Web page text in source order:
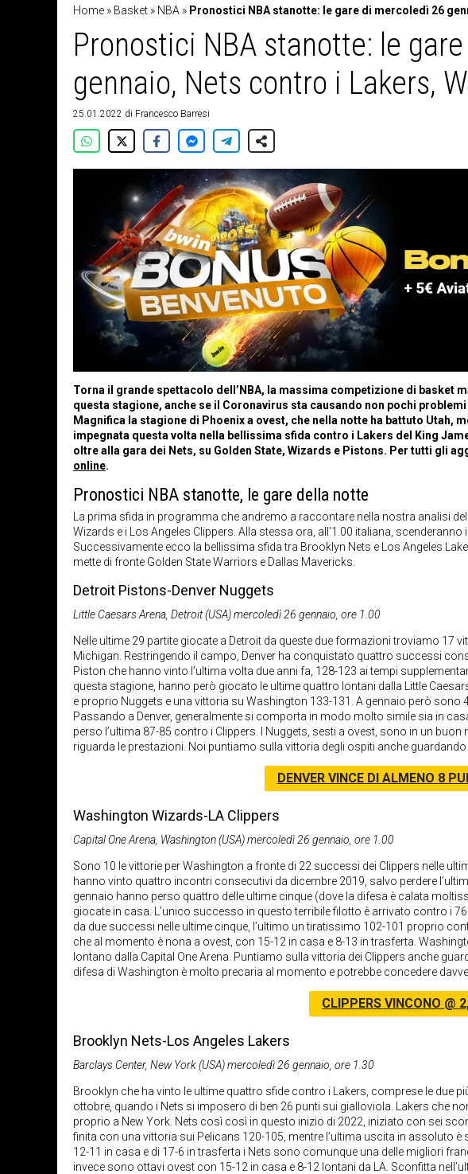
Home » Basket » NBA » Pronostici NBA stanotte: le gare di mercoledì 26
Pronostici NBA stanotte: le
gennaio, Nets contro i Lakers,
25.01.2022 di Francesco Barresi
Torna il grande spettacolo dell’NBA, la massima competizione di basket
questa stagione, anche se il Coronavirus sta causando non pochi
Magnifica la stagione di Phoenix a ovest, che nella notte ha battuto Utah,
impegnata questa volta nella bellissima sfida contro i Lakers del King
oltre alla gara dei Nets, su Golden State, Wizards e Pistons. Per tutti gli
online.
Pronostici NBA stanotte, le gare della notte
La prima sfida in programma che andremo a raccontare nella nostra analisi
Wizards e i Los Angeles Clippers. Alla stessa ora, all’1.00 italiana,
Successivamente ecco la bellissima sfida tra Brooklyn Nets e Los Angeles
mette di fronte Golden State Warriors e Dallas Mavericks.
Detroit Pistons-Denver Nuggets
Little Caesars Arena, Detroit (USA) mercoledì 26 gennaio, ore 1.00
Nelle ultime 29 partite giocate a Detroit da queste due formazioni troviamo 17
Michigan. Restringendo il campo, Denver ha conquistato quattro successi
Piston che hanno vinto l’ultima volta due anni fa, 128-123 ai tempi
questa stagione, hanno però giocato le ultime quattro lontani dalla Little
e proprio Nuggets e una vittoria su Washington 133-131. A gennaio però sono
Passando a Denver, generalmente si comporta in modo molto simile sia in
perso l’ultima 87-85 contro i Clippers. I Nuggets, sesti a ovest, sono in un
riguarda le prestazioni. Noi puntiamo sulla vittoria degli ospiti anche
DENVER VINCE DI ALMENO 8
Washington Wizards-LA Clippers
Capital One Arena, Washington (USA) mercoledì 26 gennaio, ore 1.00
Sono 10 le vittorie per Washington a fronte di 22 successi dei Clippers nelle
hanno vinto quattro incontri consecutivi da dicembre 2019, salvo perdere
gennaio hanno perso quattro delle ultime cinque (dove la difesa è calata
giocate in casa. L’unico successo in questo terribile filotto è arrivato contro i
da due successi nelle ultime cinque, l’ultimo un tiratissimo 102-101 proprio
che al momento è nona a ovest, con 15-12 in casa e 8-13 in trasferta.
lontano dalla Capital One Arena. Puntiamo sulla vittoria dei Clippers anche
difesa di Washington è molto precaria al momento e potrebbe concedere
CLIPPERS VINCONO @
Brooklyn Nets-Los Angeles Lakers
Barclays Center, New York (USA) mercoledì 26 gennaio, ore 1.30
Brooklyn che ha vinto le ultime quattro sfide contro i Lakers, comprese le due
ottobre, quando i Nets si imposero di ben 26 punti sui gialloviola. Lakers che
proprio a New York. Nets così così in questo inizio di 2022, iniziato con sei
finita con una vittoria sui Pelicans 120-105, mentre l’ultima uscita in assoluto
12-11 in casa e di 17-6 in trasferta i Nets sono comunque una delle migliori
invece sono ottavi ovest con 15-12 in casa e 8-12 lontani da LA. Sconfitta